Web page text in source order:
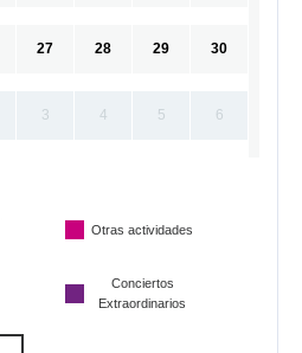
27 28 29 30
3 4 5 6
Otras actividades
Conciertos
Extraordinarios